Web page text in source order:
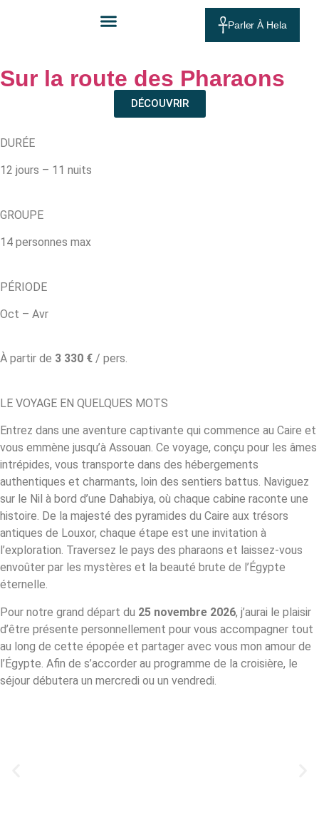
Parler À Hela
Sur la route des Pharaons
DÉCOUVRIR
DURÉE
12 jours – 11 nuits
GROUPE
14 personnes max
PÉRIODE
Oct – Avr
À partir de 3 330 € / pers.
LE VOYAGE EN QUELQUES MOTS
Entrez dans une aventure captivante qui commence au Caire et
vous emmène jusqu’à Assouan. Ce voyage, conçu pour les âmes
intrépides, vous transporte dans des hébergements
authentiques et charmants, loin des sentiers battus. Naviguez
sur le Nil à bord d’une Dahabiya, où chaque cabine raconte une
histoire. De la majesté des pyramides du Caire aux trésors
antiques de Louxor, chaque étape est une invitation à
l’exploration. Traversez le pays des pharaons et laissez-vous
envoûter par les mystères et la beauté brute de l’Égypte
éternelle.
Pour notre grand départ du 25 novembre 2026, j’aurai le plaisir
d’être présente personnellement pour vous accompagner tout
au long de cette épopée et partager avec vous mon amour de
l’Égypte. Afin de s’accorder au programme de la croisière, le
séjour débutera un mercredi ou un vendredi.